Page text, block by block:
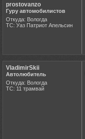
prostovanzo
Гуру автомобилистов
Откуда: Вологда
ТС: Уаз Патриот Апельсин
VladimirSkii
Автолюбитель
Откуда: Вологда
ТС: 11 трамвай